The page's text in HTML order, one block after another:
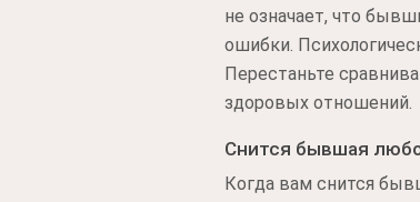
не означает, что
ошибки.
Перестаньте
здоровых отношений.
Снится бывшая
Когда вам снится